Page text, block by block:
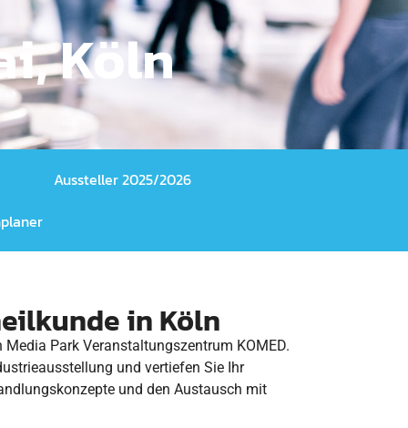
Köln
Aussteller 2025/2026
in Köln
Park Veranstaltungszentrum KOMED.
und vertiefen Sie Ihr
und den Austausch mit